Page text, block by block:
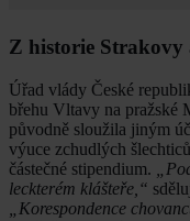
Z historie Strakovy
Úřad vlády České
břehu Vltavy na pražské
původně sloužila jiným
výuce zchudlých
částečné stipendium.
leckterém klášteře,“
„Korespondence